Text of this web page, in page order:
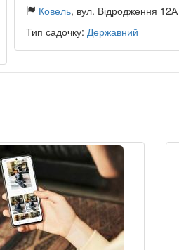
Ковель, вул. Відродження 12А
Тип садочку:Державний